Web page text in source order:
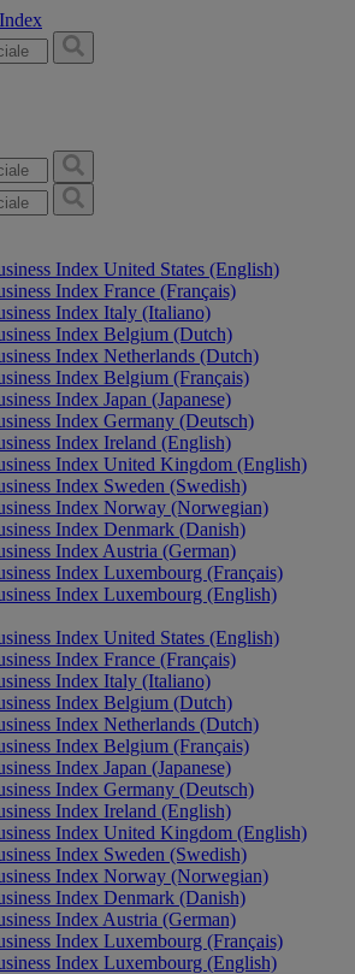
United States (English)
France (Français)
Italy (Italiano)
Belgium (Dutch)
Netherlands (Dutch)
Belgium (Français)
Japan (Japanese)
Germany (Deutsch)
Ireland (English)
United Kingdom (English)
Sweden (Swedish)
Norway (Norwegian)
Denmark (Danish)
Austria (German)
Luxembourg (Français)
Luxembourg (English)
United States (English)
France (Français)
Italy (Italiano)
Belgium (Dutch)
Netherlands (Dutch)
Belgium (Français)
Japan (Japanese)
Germany (Deutsch)
Ireland (English)
United Kingdom (English)
Sweden (Swedish)
Norway (Norwegian)
Denmark (Danish)
Austria (German)
Luxembourg (Français)
Luxembourg (English)